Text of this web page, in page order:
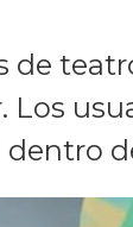
de
Los